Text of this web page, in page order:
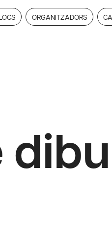
ORGANITZADORS